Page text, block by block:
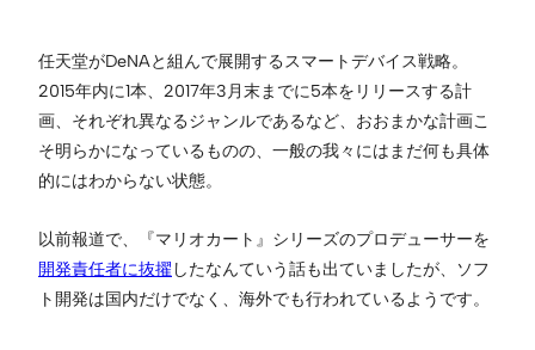
任天堂がDeNAと組んで展開するスマートデバイス戦略。
2015年内に1本、2017年3月末までに5本をリリースする計
画、それぞれ異なるジャンルであるなど、おおまかな計画こ
そ明らかになっているものの、一般の我々にはまだ何も具体
的にはわからない状態。
以前報道で、『マリオカート』シリーズのプロデューサーを
開発責任者に抜擢 したなんていう話も出ていましたが、ソフ
ト開発は国内だけでなく、海外でも行われているようです。